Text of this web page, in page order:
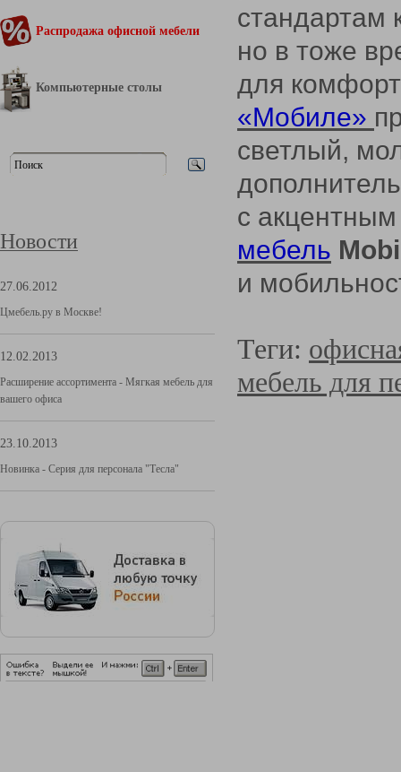
Распродажа офисной мебели
Компьютерные столы
Новости
27.06.2012
Цмебель.ру в Москве!
12.02.2013
Расширение ассортимента - Мягкая мебель для
вашего офиса
23.10.2013
Новинка - Серия для персонала "Тесла"
стандартам
но в тоже
для
«Мобиле»
светлый,
с
мебель
и
Теги:
мебель для